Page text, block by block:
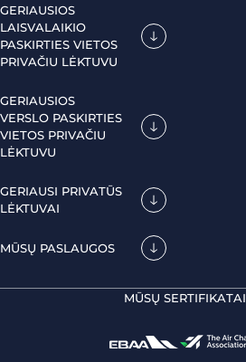
GERIAUSIOS
LAISVALAIKIO
PASKIRTIES VIETOS
PRIVAČIU LĖKTUVU
GERIAUSIOS
VERSLO PASKIRTIES
VIETOS PRIVAČIU
LĖKTUVU
GERIAUSI PRIVATŪS
LĖKTUVAI
MŪSŲ PASLAUGOS
MŪSŲ SERTIFIKATAI